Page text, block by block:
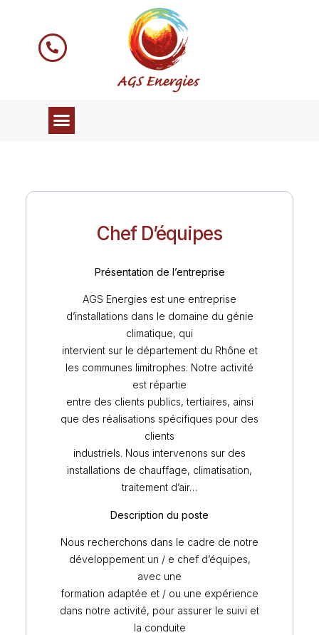
Chef D’équipes
Présentation de l’entreprise
AGS Energies est une entreprise
d’installations dans le domaine du génie
climatique, qui
intervient sur le département du Rhône et
les communes limitrophes. Notre activité
est répartie
entre des clients publics, tertiaires, ainsi
que des réalisations spécifiques pour des
clients
industriels. Nous intervenons sur des
installations de chauffage, climatisation,
traitement d’air…
Description du poste
Nous recherchons dans le cadre de notre
développement un / e chef d’équipes,
avec une
formation adaptée et / ou une expérience
dans notre activité, pour assurer le suivi et
la conduite